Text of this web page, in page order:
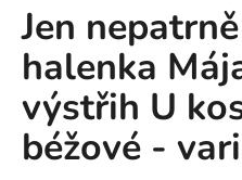
produktu
je
0,0
z
hvězdiček.
Jen
halenka
výstřih U
béžové -
D
o
o
r
u